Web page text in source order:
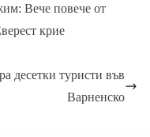
Вече повече от
крие
десетки туристи във
Варненско